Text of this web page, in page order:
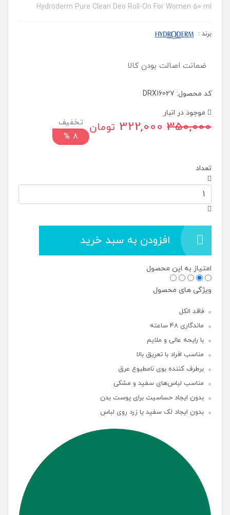
Hydroderm Pure Clean Deo Roll-On For Women 50 ml
برند :
ضمانت اصالت بودن کالا
کد محصول: DRX16027
موجود در انبار
350,000
322,000 تومان
8
%
تعداد
افزودن به سبد خرید
امتیاز به این محصول
ویژگی های محصول
فاقد الکل
ماندگاری 48 ساعته
با رایحه عالی و ملایم
مناسب افراد با تعریق بالا
برطرف کننده بوی نامطبوع عرق
مناسب لباس‌های سفید و‌ مشکی
بدون ایجاد حساسیت برای پوست بدن
بدون ایجاد لک سفید یا زرد روی لباس